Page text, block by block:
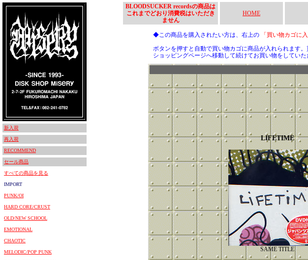
新入荷
再入荷
RECOMMEND
セール商品
すべての商品を見る
IMPORT
PUNK/OI
HARD CORE/CRUST
OLD/NEW SCHOOL
EMOTIONAL
CHAOTIC
MELODIC/POP PUNK
BLOODSUCKER recordsの商品は
これまでどおり消費税はいただき
ません
HOME
◆この商品を購入されたい方は、右上の 「買い物カゴに入
ボタンを押すと自動で買い物カゴに商品が入れられます
ショッピングページへ移動して続けてお買い物をしていた
LIFETIME
SAME TITLE